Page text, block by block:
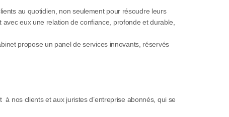
au quotidien, non seulement pour résoudre leurs
eux une relation de confiance, profonde et durable,
propose un panel de services innovants, réservés
nos clients et aux juristes d’entreprise abonnés, qui se